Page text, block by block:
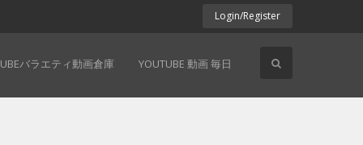
Login/Register
バラエティ動画倉庫 YOUTUBE 動画 毎日